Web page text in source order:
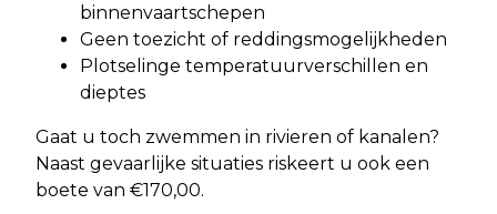
binnenvaartschepen
Geen toezicht of reddingsmogelijkheden
Plotselinge temperatuurverschillen en
dieptes
Gaat u toch zwemmen in rivieren of kanalen?
Naast gevaarlijke situaties riskeert u ook een
boete van €170,00.